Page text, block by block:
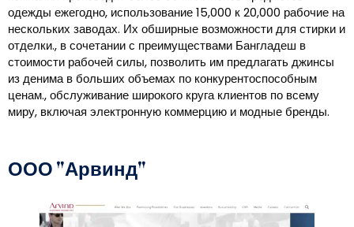
одежды ежегодно, использование 15,000 к 20,000 рабочие на
нескольких заводах. Их обширные возможности для стирки и
отделки., в сочетании с преимуществами Бангладеш в
стоимости рабочей силы, позволить им предлагать джинсы
из денима в больших объемах по конкурентоспособным
ценам., обслуживание широкого круга клиентов по всему
миру, включая электронную коммерцию и модные бренды.
ООО "Арвинд"